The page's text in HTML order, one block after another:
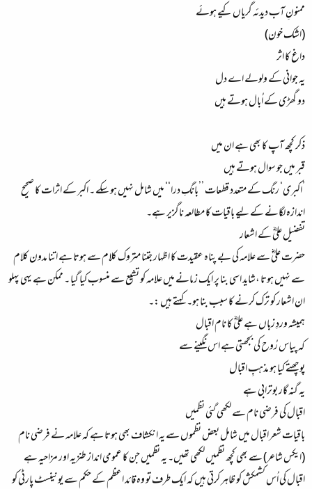
ممنونِ آب دیدئہ گریاں کیے ہوئے
(اشک خون)
داغ کا اثر
یہ جوانی کے ولولے اے دل
دو گھڑی کے اُبال ہوتے ہیں
ذکر کچھ آپ کا بھی ہے ان میں
قبر میں جو سوال ہوتے ہیں
’اکبری‘ رنگ کے متعدد قطعات ’’بانگِ درا‘‘ میں شامل نہیں ہو سکے ۔ اکبر کے اثرات کا صحیح
اندازہ لگانے کے لیے باقیات کا مطالعہ ناگزیر ہے۔
تفضیل علیؓ کے اشعار
حضرت علیؓ سے علامہ کی بے پناہ عقیدت کا اظہار جتنا متروک کلام سے ہوتا ہے اتنا مدون کلام
سے نہیں ہوتا ،شاید اسی بنا پر ایک زمانے میں علامہ کو تشیع سے منسوب کیا گیا ۔ ممکن ہے یہی پہلو
ان اشعار کو ترک کرنے کا سبب بنا ہو۔ کہتے ہیں :۔
ہمیشہ وردِ زباں ہے علیؓ کا نام اقبال
کہ پیاس رُوح کی بجھتی ہے اس نگینے سے
پوچھتے کیا ہو مذہبِ اقبال
یہ گنہ گار بوترابی ہے
اقبال کی فرضی نام سے لکھی گئی نظمیں
باقیات شعر اقبال میں شامل بعض نظموں سے یہ انکشاف بھی ہوتا ہے کہ علامہ نے فرضی نام
(ایکس شاعر) سے بھی کچھ نظمیں لکھی تھیں۔ یہ نظمیں جن کا عمومی انداز طنزیہ اور مزاحیہ ہے
اقبال کی اُس کشمکش کو ظاہر کرتی ہیں کہ ایک طرف تو وہ قائد اعظم کے حکم سے یونینسٹ پارٹی کو